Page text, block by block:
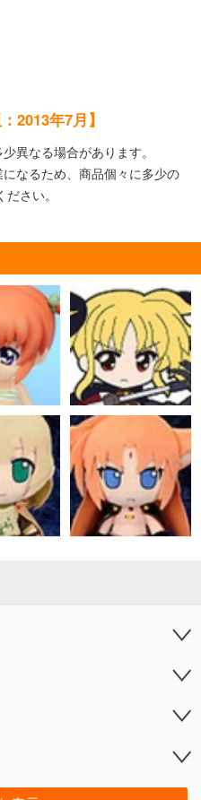
2013年7月】
異なる場合があります。
なるため、商品個々に多少の
さい。